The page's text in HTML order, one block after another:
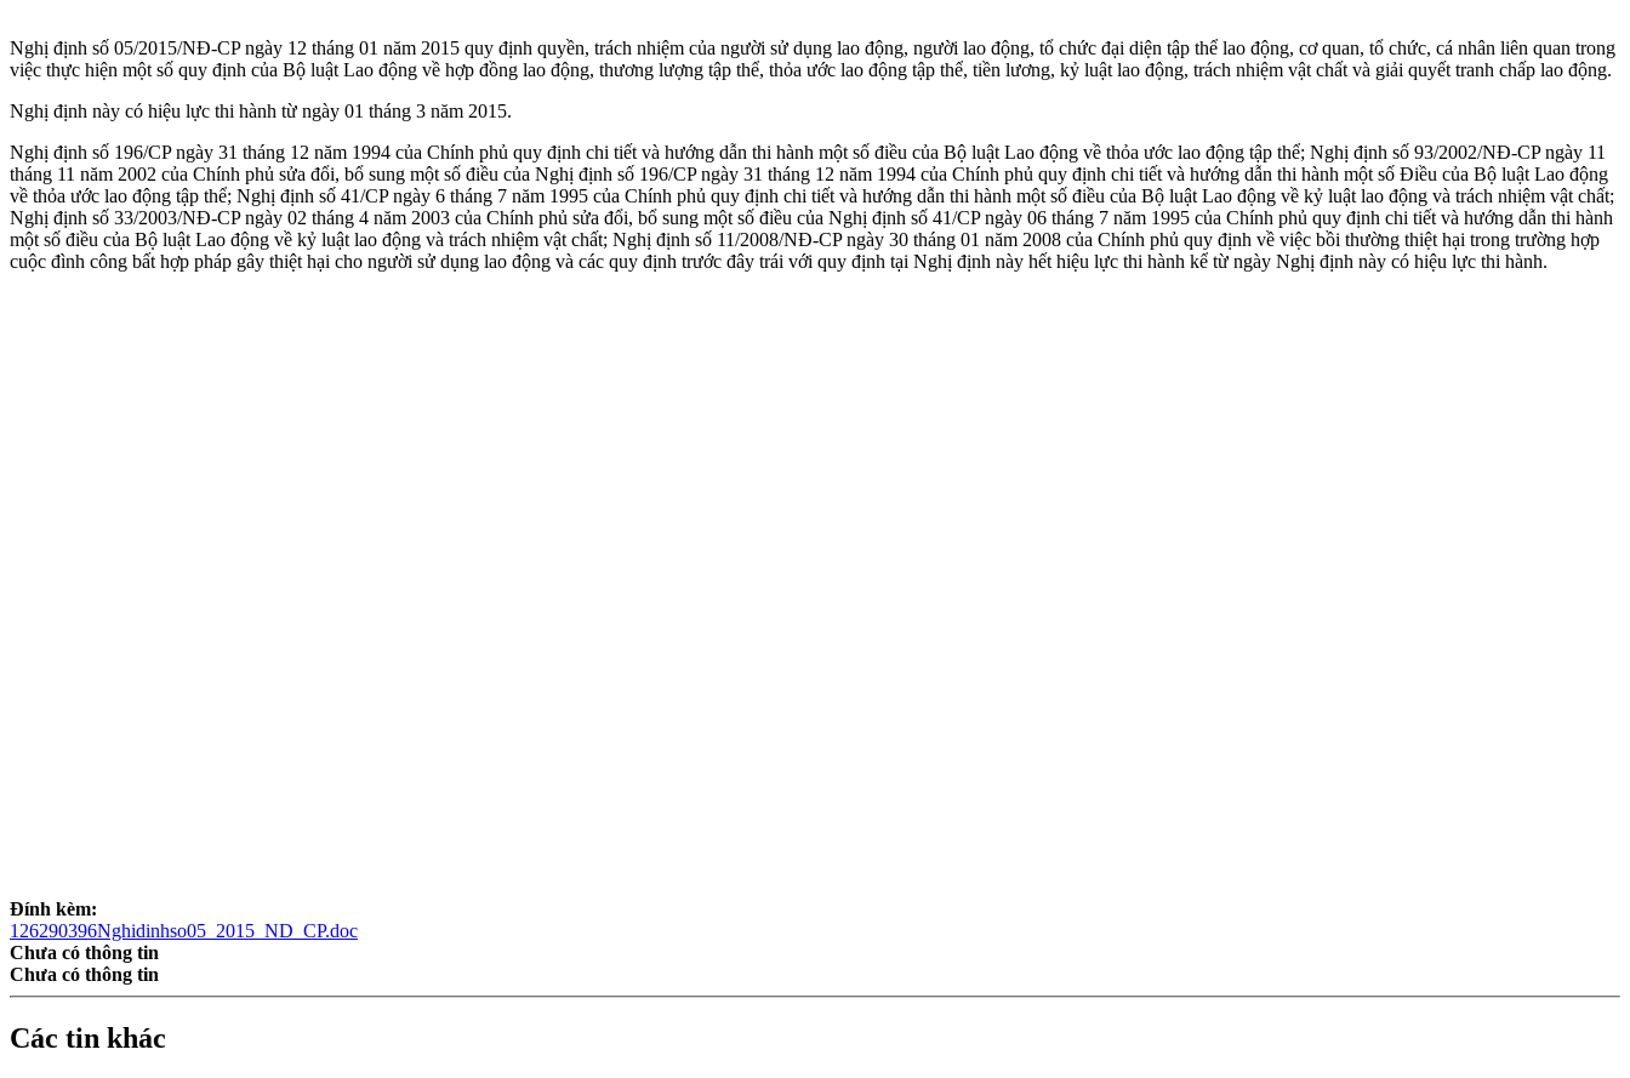
Nghị định số 05/2015/NĐ-CP ngày 12 tháng 01 năm 2015 quy định quyền, trách nhiệm của người sử dụng lao động, người lao động, tổ chức đại diện tập thể lao động, cơ quan, tổ chức, cá nhân liên quan trong
việc thực hiện một số quy định của Bộ luật Lao động về hợp đồng lao động, thương lượng tập thể, thỏa ước lao động tập thể, tiền lương, kỷ luật lao động, trách nhiệm vật chất và giải quyết tranh chấp lao động.
Nghị định này có hiệu lực thi hành từ ngày 01 tháng 3 năm 2015.
Nghị định số 196/CP ngày 31 tháng 12 năm 1994 của Chính phủ quy định chi tiết và hướng dẫn thi hành một số điều của Bộ luật Lao động về thỏa ước lao động tập thể; Nghị định số 93/2002/NĐ-CP ngày 11
tháng 11 năm 2002 của Chính phủ sửa đổi, bổ sung một số điều của Nghị định số 196/CP ngày 31 tháng 12 năm 1994 của Chính phủ quy định chi tiết và hướng dẫn thi hành một số Điều của Bộ luật Lao động
về thỏa ước lao động tập thể; Nghị định số 41/CP ngày 6 tháng 7 năm 1995 của Chính phủ quy định chi tiết và hướng dẫn thi hành một số điều của Bộ luật Lao động về kỷ luật lao động và trách nhiệm vật chất;
Nghị định số 33/2003/NĐ-CP ngày 02 tháng 4 năm 2003 của Chính phủ sửa đổi, bổ sung một số điều của Nghị định số 41/CP ngày 06 tháng 7 năm 1995 của Chính phủ quy định chi tiết và hướng dẫn thi hành
một số điều của Bộ luật Lao động về kỷ luật lao động và trách nhiệm vật chất; Nghị định số 11/2008/NĐ-CP ngày 30 tháng 01 năm 2008 của Chính phủ quy định về việc bồi thường thiệt hại trong trường hợp
cuộc đình công bất hợp pháp gây thiệt hại cho người sử dụng lao động và các quy định trước đây trái với quy định tại Nghị định này hết hiệu lực thi hành kể từ ngày Nghị định này có hiệu lực thi hành.
Đính kèm:
126290396Nghidinhso05_2015_ND_CP.doc
Chưa có thông tin
Chưa có thông tin
Các tin khác